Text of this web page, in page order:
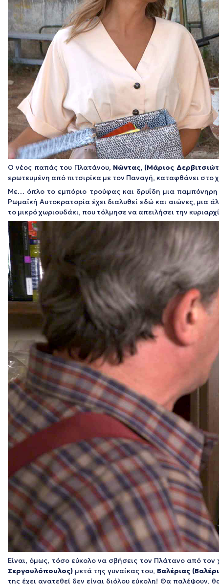
Ο νέος παπάς του Πλατάνου, Νώντας, (Μάριος
ερωτευμένη από πιτσιρίκα με τον Παναγή, καταφθάνει στο
Με… όπλο το εμπόριο τρούφας και δρυΐδη μια
Ρωμαϊκή Αυτοκρατορία έχει διαλυθεί εδώ και αιώνες,
το μικρό χωριουδάκι, που τόλμησε να απειλήσει την
Είναι, όμως, τόσο εύκολο να σβήσεις τον Πλάτανο από
Σεργουλόπουλος) μετά της γυναίκας του, Βαλέριας
της έχει ανατεθεί δεν είναι διόλου εύκολη! Θα